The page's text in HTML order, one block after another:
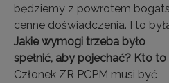
będziemy z powrotem
cenne doświadczenia. I to
Jakie wymogi trzeba było
spełnić, aby pojechać? Kto to
Członek ZR PCPM musi być